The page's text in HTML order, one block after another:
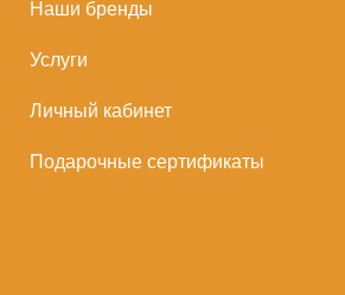
Наши бренды
Услуги
Личный кабинет
Подарочные сертификаты